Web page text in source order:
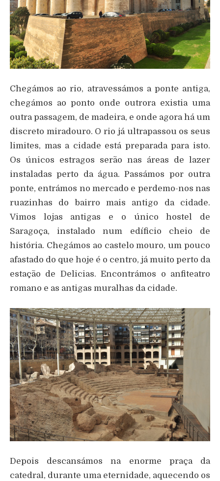
Chegámos ao rio, atravessámos a ponte antiga,
chegámos ao ponto onde outrora existia uma
outra passagem, de madeira, e onde agora há um
discreto miradouro. O rio já ultrapassou os seus
limites, mas a cidade está preparada para isto.
Os únicos estragos serão nas áreas de lazer
instaladas perto da água. Passámos por outra
ponte, entrámos no mercado e perdemo-nos nas
ruazinhas do bairro mais antigo da cidade.
Vimos lojas antigas e o único hostel de
Saragoça, instalado num edíficio cheio de
história. Chegámos ao castelo mouro, um pouco
afastado do que hoje é o centro, já muito perto da
estação de Delicias. Encontrámos o anfiteatro
romano e as antigas muralhas da cidade.
Depois descansámos na enorme praça da
catedral, durante uma eternidade, aquecendo os